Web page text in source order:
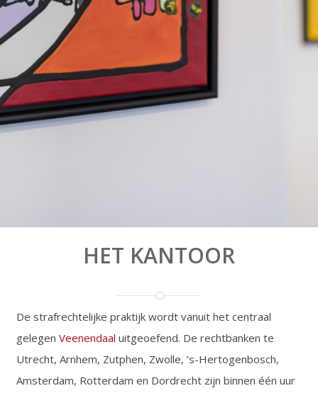
HET KANTOOR
De strafrechtelijke praktijk wordt vanuit het centraal
gelegen Veenendaal uitgeoefend. De rechtbanken te
Utrecht, Arnhem, Zutphen, Zwolle, ’s-Hertogenbosch,
Amsterdam, Rotterdam en Dordrecht zijn binnen één uur